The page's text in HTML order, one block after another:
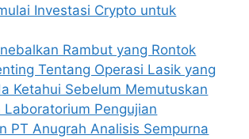
Investasi Crypto untuk
Rambut yang Rontok
Tentang Operasi Lasik yang
Ketahui Sebelum Memutuskan
Laboratorium Pengujian
PT Anugrah Analisis Sempurna